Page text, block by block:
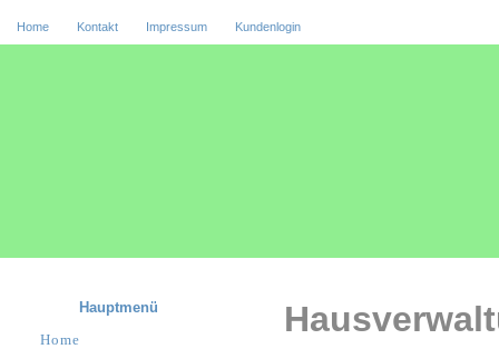
Home Kontakt Impressum Kundenlogin
Hauptmenü
Home